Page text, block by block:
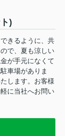
)
きるように、共
で、夏も涼しい
が手元になくて
車場がありま
します。お客様
に当社へお問い